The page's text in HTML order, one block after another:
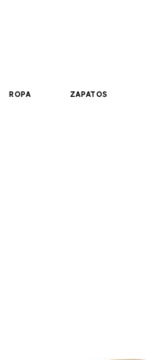
ropa zapatos